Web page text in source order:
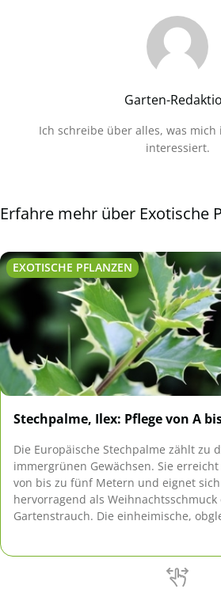
Garten-
Ich schreibe über alles, was
interessiert.
Erfahre mehr über Exotische
EXOTISCHE PFLANZEN
Stechpalme, Ilex: Pflege von A
Die Europäische Stechpalme zählt zu
immergrünen Gewächsen. Sie erreicht
von bis zu fünf Metern und eignet sich
hervorragend als Weihnachtsschmuck
Gartenstrauch. Die einheimische,
besonders pflegeleicht und robust.